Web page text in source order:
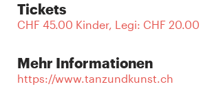
Tickets
CHF 45.00 Kinder, Legi: CHF 20.00
Mehr Informationen
https://www.tanzundkunst.ch